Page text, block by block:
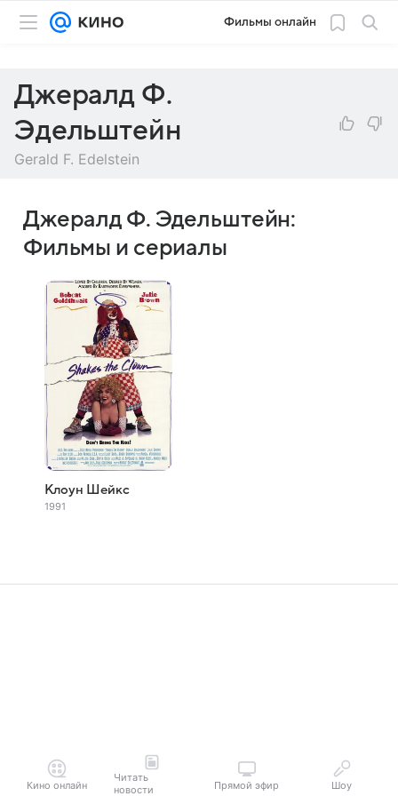
Фильмы онлайн
Джералд Ф.
Эдельштейн
Gerald F. Edelstein
Джералд Ф. Эдельштейн:
Фильмы и сериалы
Клоун Шейкс
1991
Кино онлайн
Читать
новости
Прямой эфир Шоу